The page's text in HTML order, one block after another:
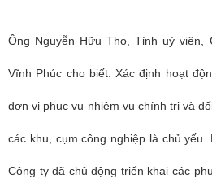
Ông Nguyễn Hữu Thọ, Tỉnh uỷ
Vĩnh Phúc cho biết: Xác định hoạt
đơn vị phục vụ nhiệm vụ chính trị và
các khu, cụm công nghiệp là chủ
Công ty đã chủ động triển khai các